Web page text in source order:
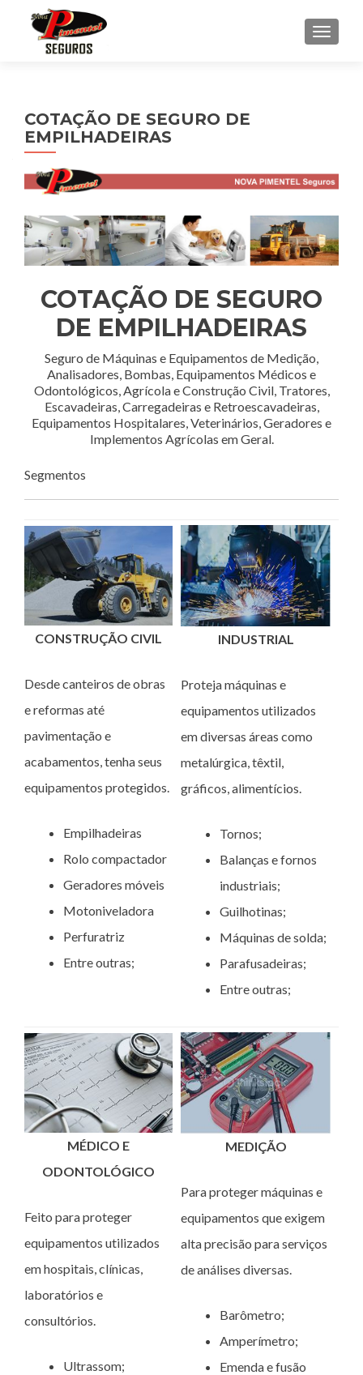
COTAÇÃO DE SEGURO DE
EMPILHADEIRAS
COTAÇÃO DE SEGURO
DE EMPILHADEIRAS
Seguro de Máquinas e Equipamentos de Medição,
Analisadores, Bombas, Equipamentos Médicos e
Odontológicos, Agrícola e Construção Civil, Tratores,
Escavadeiras, Carregadeiras e Retroescavadeiras,
Equipamentos Hospitalares, Veterinários, Geradores e
Implementos Agrícolas em Geral.
Segmentos
CONSTRUÇÃO CIVIL
Desde canteiros de obras
e reformas até
pavimentação e
acabamentos, tenha seus
equipamentos protegidos.
Empilhadeiras
Rolo compactador
Geradores móveis
Motoniveladora
Perfuratriz
Entre outras;
INDUSTRIAL
Proteja máquinas e
equipamentos utilizados
em diversas áreas como
metalúrgica, têxtil,
gráficos, alimentícios.
Tornos;
Balanças e fornos
industriais;
Guilhotinas;
Máquinas de solda;
Parafusadeiras;
Entre outras;
MÉDICO E
ODONTOLÓGICO
Feito para proteger
equipamentos utilizados
em hospitais, clínicas,
laboratórios e
consultórios.
Ultrassom;
MEDIÇÃO
Para proteger máquinas e
equipamentos que exigem
alta precisão para serviços
de análises diversas.
Barômetro;
Amperímetro;
Emenda e fusão